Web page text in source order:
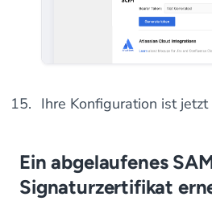
Ihre Konfiguration ist
Ein abgelaufenes
Signaturzertifikat